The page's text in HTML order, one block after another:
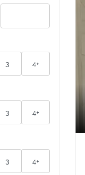
3 4+
3 4+
3 4+